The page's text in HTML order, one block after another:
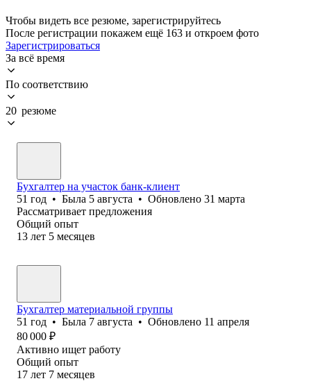
Чтобы видеть все резюме, зарегистрируйтесь
После регистрации покажем ещё 163 и откроем фото
Зарегистрироваться
За всё время
По соответствию
20 резюме
Бухгалтер на участок банк-клиент
51 год • Была 5 августа • Обновлено 31 марта
Рассматривает предложения
Общий опыт
13 лет 5 месяцев
Бухгалтер материальной группы
51 год • Была 7 августа • Обновлено 11 апреля
80 000 ₽
Активно ищет работу
Общий опыт
17 лет 7 месяцев